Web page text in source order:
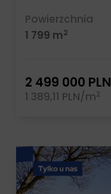
Powierzchnia
1 799 m2
2 499 000 PLN
1 389,11 PLN/m2